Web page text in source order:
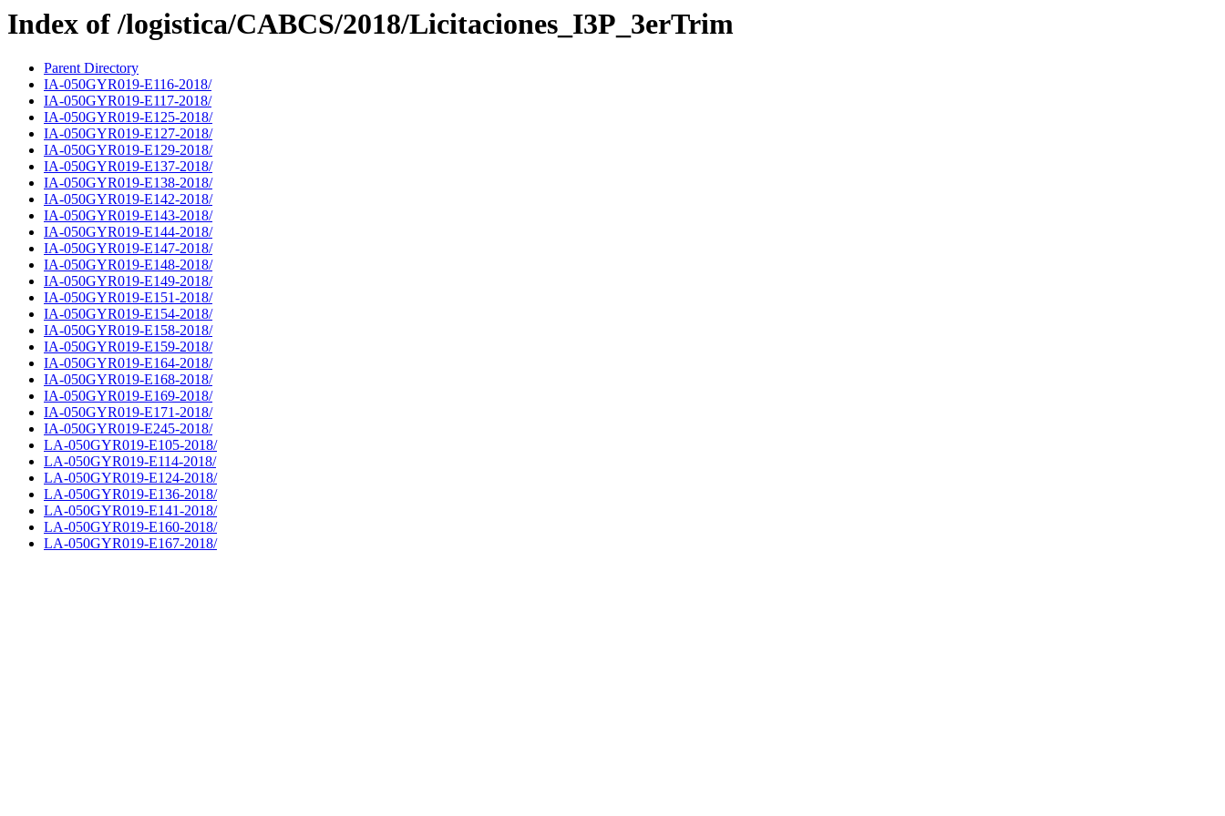
Index of /logistica/CABCS/2018/Licitaciones_I3P_3erTrim
Parent Directory
IA-050GYR019-E116-2018/
IA-050GYR019-E117-2018/
IA-050GYR019-E125-2018/
IA-050GYR019-E127-2018/
IA-050GYR019-E129-2018/
IA-050GYR019-E137-2018/
IA-050GYR019-E138-2018/
IA-050GYR019-E142-2018/
IA-050GYR019-E143-2018/
IA-050GYR019-E144-2018/
IA-050GYR019-E147-2018/
IA-050GYR019-E148-2018/
IA-050GYR019-E149-2018/
IA-050GYR019-E151-2018/
IA-050GYR019-E154-2018/
IA-050GYR019-E158-2018/
IA-050GYR019-E159-2018/
IA-050GYR019-E164-2018/
IA-050GYR019-E168-2018/
IA-050GYR019-E169-2018/
IA-050GYR019-E171-2018/
IA-050GYR019-E245-2018/
LA-050GYR019-E105-2018/
LA-050GYR019-E114-2018/
LA-050GYR019-E124-2018/
LA-050GYR019-E136-2018/
LA-050GYR019-E141-2018/
LA-050GYR019-E160-2018/
LA-050GYR019-E167-2018/